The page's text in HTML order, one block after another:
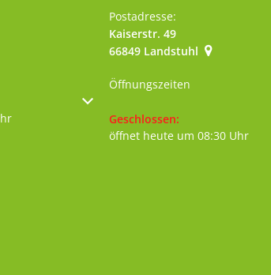
oder Schließzeiten auszublenden
Postadresse:
Kaiserstr. 49
66849 Landstuhl
Öffnungszeiten
Klicken, um weitere
Geschlossen:
öffnet heute um 08:30 Uhr